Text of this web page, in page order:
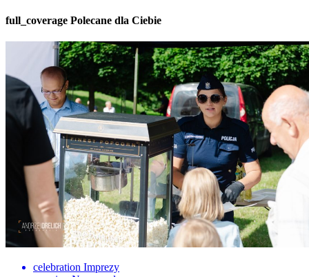
full_coverage Polecane dla Ciebie
celebration Imprezy